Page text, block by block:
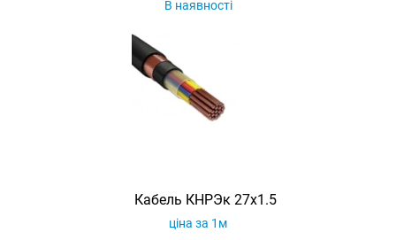
В наявності
Кабель КНРЭк 27х1.5
ціна за 1м